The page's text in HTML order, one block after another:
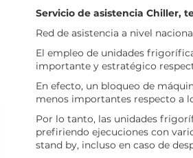
Servicio de asistencia Chiller,
Red de asistencia a nivel
El empleo de unidades
importante y estratégico
En efecto, un bloqueo de
menos importantes respecto a
Por lo tanto, las unidades
prefiriendo ejecuciones con
stand by, incluso en caso de